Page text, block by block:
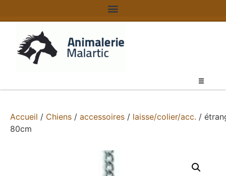
Accueil / Chiens / accessoires / laisse/colier/acc. /
80cm